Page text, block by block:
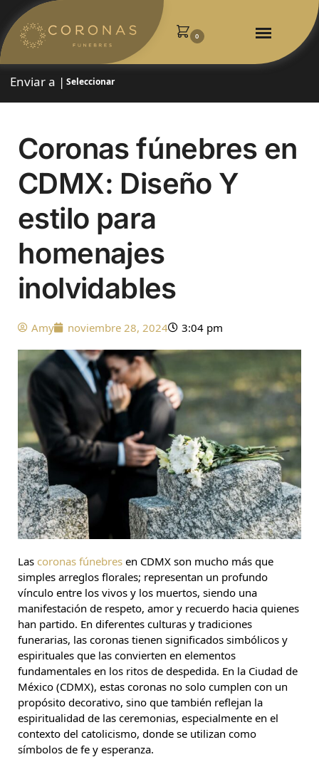
0
Enviar a | Seleccionar
Coronas fúnebres en
CDMX: Diseño Y
estilo para
homenajes
inolvidables
Amy noviembre 28, 2024 3:04 pm
Las coronas fúnebres en CDMX son mucho más que
simples arreglos florales; representan un profundo
vínculo entre los vivos y los muertos, siendo una
manifestación de respeto, amor y recuerdo hacia quienes
han partido. En diferentes culturas y tradiciones
funerarias, las coronas tienen significados simbólicos y
espirituales que las convierten en elementos
fundamentales en los ritos de despedida. En la Ciudad de
México (CDMX), estas coronas no solo cumplen con un
propósito decorativo, sino que también reflejan la
espiritualidad de las ceremonias, especialmente en el
contexto del catolicismo, donde se utilizan como
símbolos de fe y esperanza.